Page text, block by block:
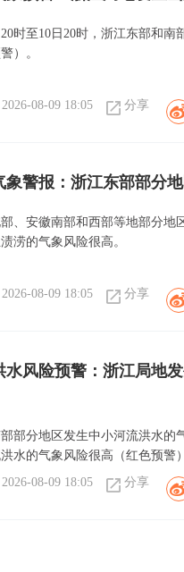
时至10日20时，浙江东部和
）。
2026-08-09 18:05 分享
象警报：浙江东部部分
、安徽南部和西部等地部分地
涝的气象风险很高。
2026-08-09 18:05 分享
水风险预警：浙江局地
部分地区发生中小河流洪水的
水的气象风险很高（红色预警
2026-08-09 18:05 分享